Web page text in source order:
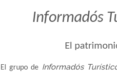
Informadós
El
El grupo de Informadós